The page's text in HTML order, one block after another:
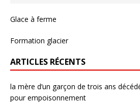
Glace à ferme
Formation glacier
ARTICLES RÉCENTS
la mère d’un garçon de trois ans
pour empoisonnement